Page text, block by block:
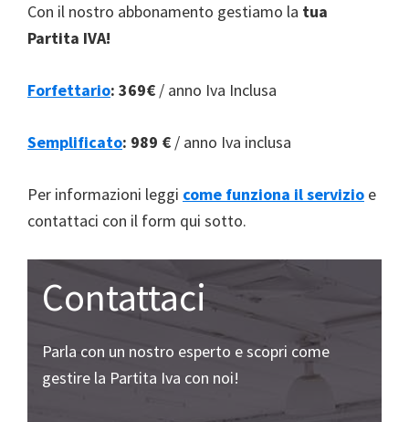
Con il nostro abbonamento gestiamo la tua
Partita IVA!
Forfettario: 369€ / anno Iva Inclusa
Semplificato: 989 € / anno Iva inclusa
Per informazioni leggi come funziona il servizio e
contattaci con il form qui sotto.
Contattaci
Parla con un nostro esperto e scopri come
gestire la Partita Iva con noi!